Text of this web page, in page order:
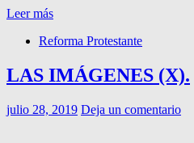
Leer más
Reforma Protestante
LAS IMÁGENES (X).
julio 28, 2019 Deja un comentario